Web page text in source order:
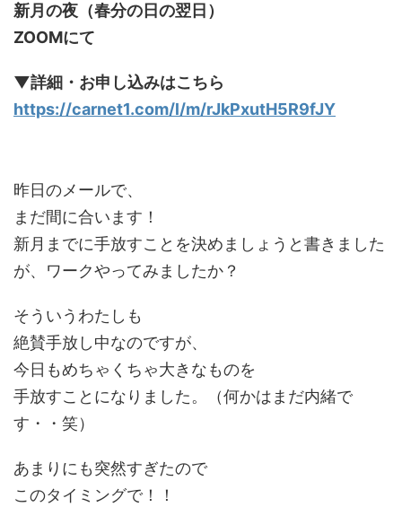
新月の夜（春分の日の翌日）
ZOOMにて
▼詳細・お申し込みはこちら
https://carnet1.com/l/m/rJkPxutH5R9fJY
昨日のメールで、
まだ間に合います！
新月までに手放すことを決めましょうと書きました
が、ワークやってみましたか？
そういうわたしも
絶賛手放し中なのですが、
今日もめちゃくちゃ大きなものを
手放すことになりました。（何かはまだ内緒で
す・・笑）
あまりにも突然すぎたので
このタイミングで！！